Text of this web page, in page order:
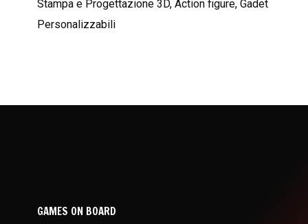
Stampa e Progettazione 3D, Action figure, ‌Gadet
Personalizzabili
GAMES ON BOARD